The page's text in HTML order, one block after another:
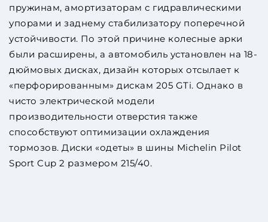
пружинам, амортизаторам с гидравлическими
упорами и заднему стабилизатору поперечной
устойчивости. По этой причине колесные арки
были расширены, а автомобиль установлен на 18-
дюймовых дисках, дизайн которых отсылает к
«перфорированным» дискам 205 GTi. Однако в
чисто электрической модели
производительности отверстия также
способствуют оптимизации охлаждения
тормозов. Диски «одеты» в шины Michelin Pilot
Sport Cup 2 размером 215/40.